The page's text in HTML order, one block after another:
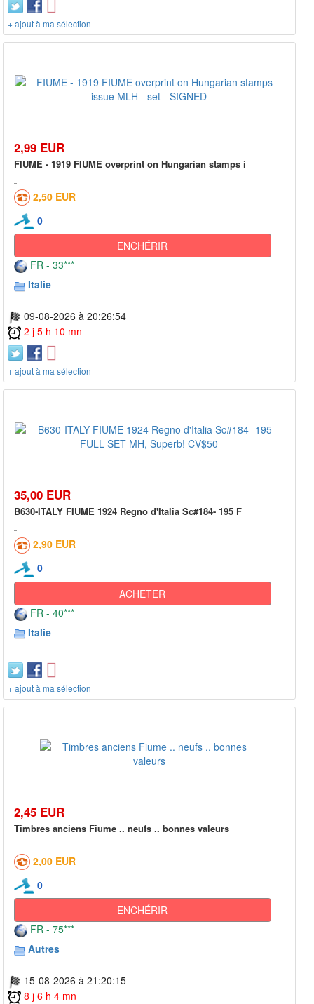
+ ajout à ma sélection
2,99 EUR
FIUME - 1919 FIUME overprint on Hungarian stamps i
2,50 EUR
0
ENCHÉRIR
FR - 33***
Italie
09-08-2026 à 20:26:54
2 j 5 h 10 mn
+ ajout à ma sélection
35,00 EUR
B630-ITALY FIUME 1924 Regno d'Italia Sc#184- 195 F
2,90 EUR
0
ACHETER
FR - 40***
Italie
+ ajout à ma sélection
2,45 EUR
Timbres anciens Fiume .. neufs .. bonnes valeurs
2,00 EUR
0
ENCHÉRIR
FR - 75***
Autres
15-08-2026 à 21:20:15
8 j 6 h 4 mn